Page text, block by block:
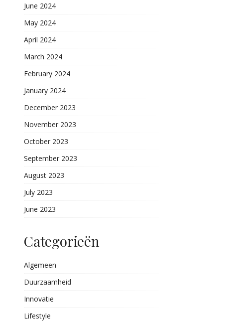
June 2024
May 2024
April 2024
March 2024
February 2024
January 2024
December 2023
November 2023
October 2023
September 2023
August 2023
July 2023
June 2023
Categorieën
Algemeen
Duurzaamheid
Innovatie
Lifestyle